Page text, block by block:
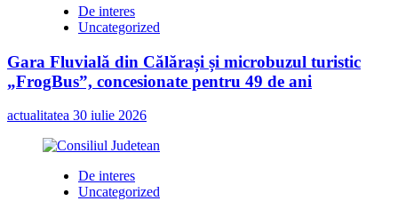
De interes
Uncategorized
Gara Fluvială din Călărași și microbuzul turistic
„FrogBus”, concesionate pentru 49 de ani
actualitatea 30 iulie 2026
De interes
Uncategorized